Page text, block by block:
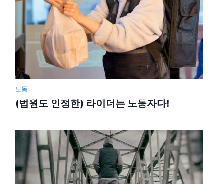
노동
(법원도 인정한) 라이더는 노동자다!